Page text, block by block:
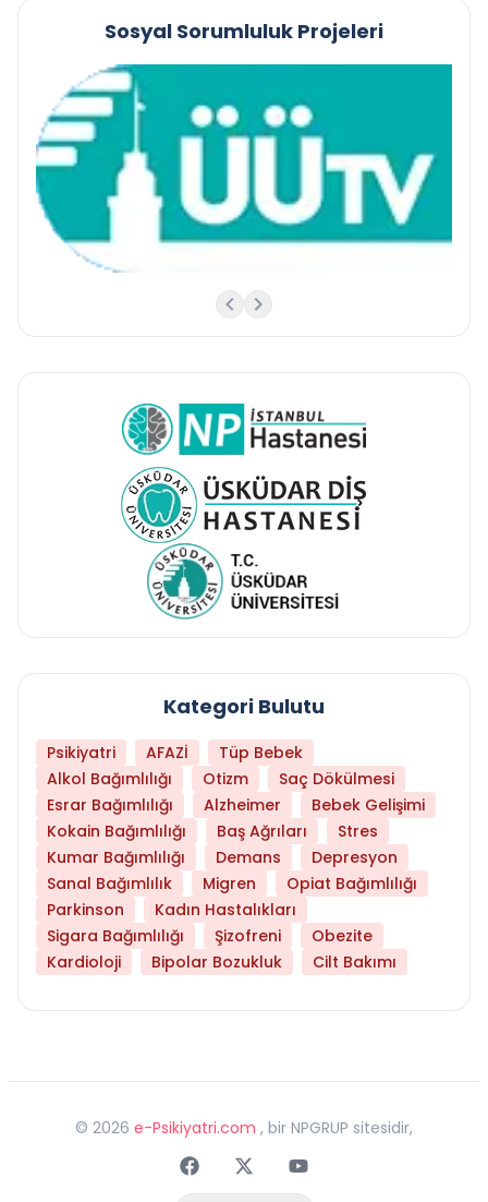
Sosyal Sorumluluk Projeleri
Kategori Bulutu
Psikiyatri AFAZİ
Tüp Bebek
Alkol Bağımlılığı
Otizm
Saç Dökülmesi
Esrar Bağımlılığı
Alzheimer
Bebek Gelişimi
Kokain Bağımlılığı
Baş Ağrıları
Stres
Kumar Bağımlılığı
Demans
Depresyon
Sanal Bağımlılık
Migren
Opiat Bağımlılığı
Parkinson
Kadın Hastalıkları
Sigara Bağımlılığı
Şizofreni
Obezite
Kardioloji
Bipolar Bozukluk Cilt Bakımı
© 2026 e-Psikiyatri.com , bir NPGRUP sitesidir,
FaceebokTwitterYoutube